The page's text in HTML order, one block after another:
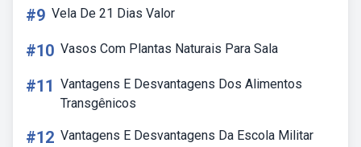
#9 Vela De 21 Dias Valor
#10 Vasos Com Plantas Naturais Para Sala
#11 Vantagens E Desvantagens Dos Alimentos
Transgênicos
#12 Vantagens E Desvantagens Da Escola Militar